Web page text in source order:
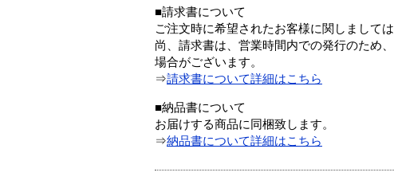
■請求書について
ご注文時に希望されたお客様に関しまして
尚、請求書は、営業時間内での発行のため
場合がございます。
⇒請求書について詳細はこちら
■納品書について
お届けする商品に同梱致します。
⇒納品書について詳細はこちら